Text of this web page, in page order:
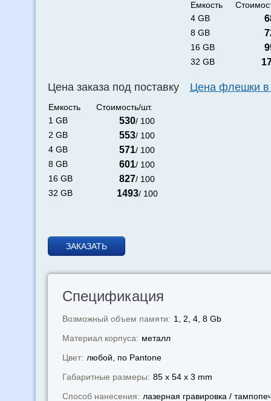
Цена заказа под поставку
Емкость
Стоимость/шт.
1 GB
530/ 100
2 GB
553/ 100
4 GB
571/ 100
8 GB
601/ 100
16 GB
827/ 100
32 GB
1493/ 100
Емкость
4 GB
8 GB
16 GB
32 GB
Цена флешки в
ЗАКАЗАТЬ
Спецификация
Возможный объем памяти: 1, 2, 4, 8 Gb
Материал корпуса: металл
Цвет: любой, по Pantone
Габаритные размеры: 85 x 54 x 3 mm
Способ нанесения: лазерная гравировка /